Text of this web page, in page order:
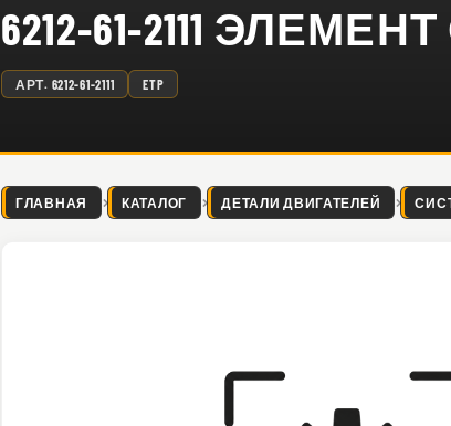
6212-61-2111
АРТ. 6212-61-2111 ETP
ГЛАВНАЯ КАТАЛОГ ДЕТАЛИ ДВИГАТЕЛЕЙ